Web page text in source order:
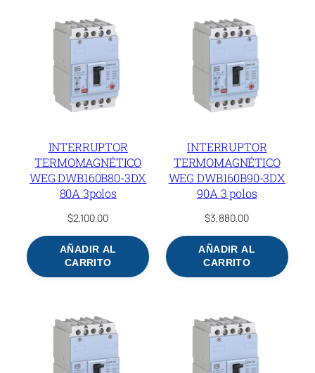
INTERRUPTOR
TERMOMAGNÉTICO
WEG DWB160B80-3DX
80A 3polos
$2,100.00
AÑADIR AL
CARRITO
INTERRUPTOR
TERMOMAGNÉTICO
WEG DWB160B90-3DX
90A 3 polos
$3,880.00
AÑADIR AL
CARRITO